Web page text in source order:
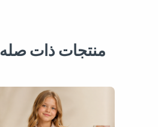
منتجات ذات صله